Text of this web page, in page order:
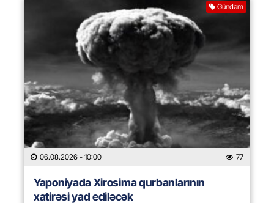
Gündəm
06.08.2026 - 10:00 77
Yaponiyada Xirosima qurbanlarının
xatirəsi yad ediləcək